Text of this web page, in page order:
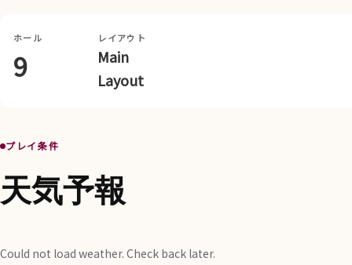
ホール
9
レイアウト
Main
Layout
プレイ条件
天気予報
Could not load weather. Check back later.